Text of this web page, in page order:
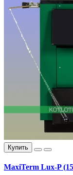
Купить
MaxiTerm Lux-P